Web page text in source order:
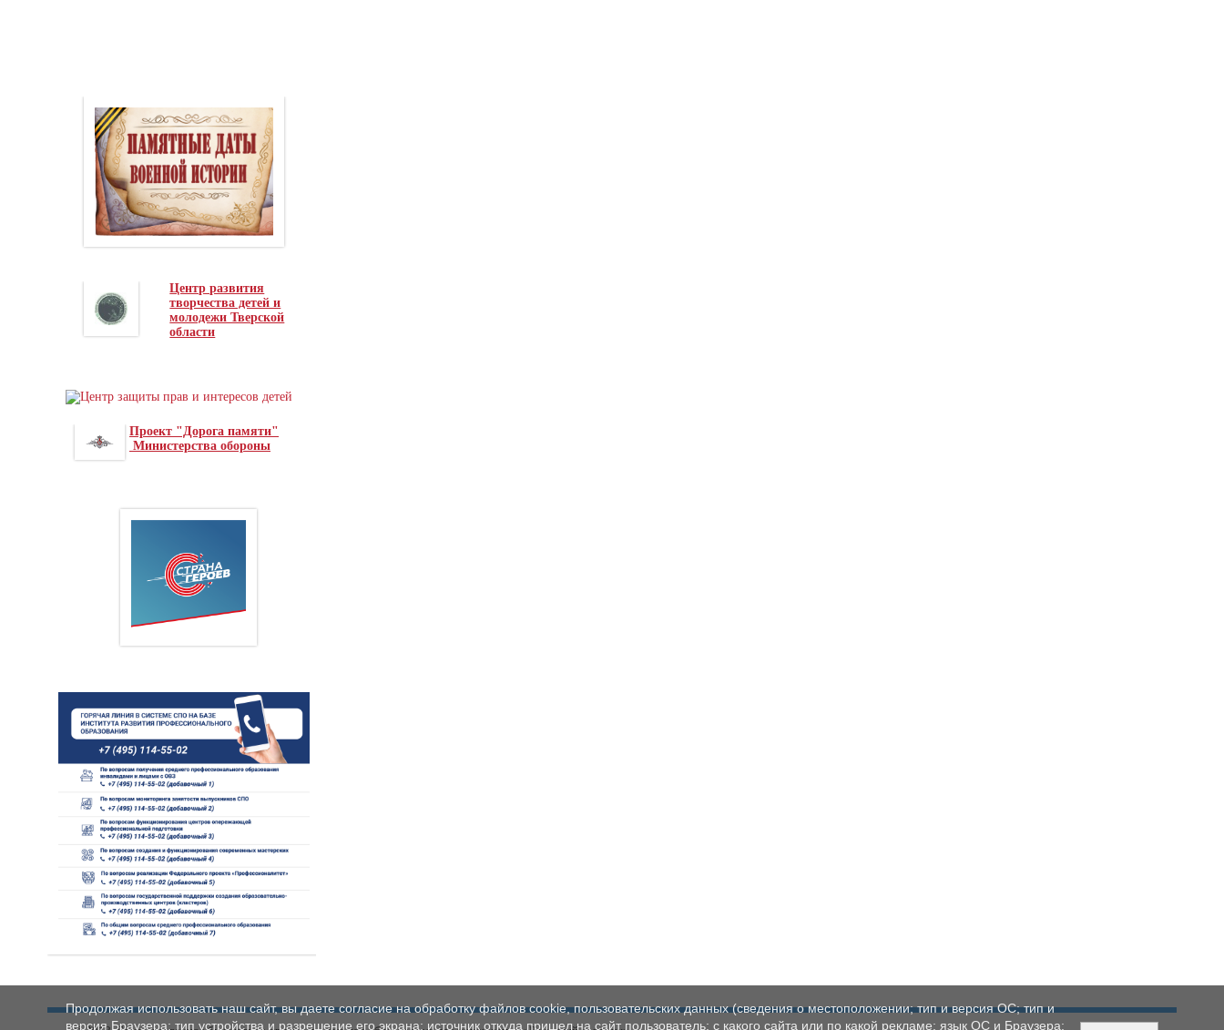
Центр развития
творчества детей и
молодежи Тверской
области
Проект "Дорога памяти"
Министерства обороны
Продолжая использовать наш сайт, вы даете согласие на обработку файлов cookie, пользовательских данных (сведения о местоположении; тип и версия ОС; тип и
версия Браузера; тип устройства и разрешение его экрана; источник откуда пришел на сайт пользователь; с какого сайта или по какой рекламе; язык ОС и Браузера;